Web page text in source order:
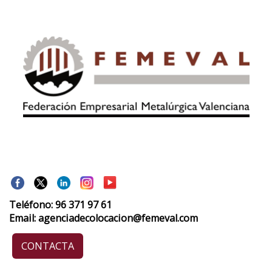
Teléfono: 96 371 97 61
Email: agenciadecolocacion@femeval.com
CONTACTA